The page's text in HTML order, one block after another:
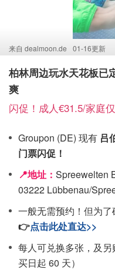
来自 dealmoon.de 01-16更新
柏林周边玩水天花板已
爽
闪促！成人€31.5/家庭
Groupon (DE) 现有 吕
门票闪促！
📍地址： Spreewelten
03222 Lübbenau/
一般无需预约！但为
👉点击此处直达>>
每人可兑换多张，及
买日起 60 天）